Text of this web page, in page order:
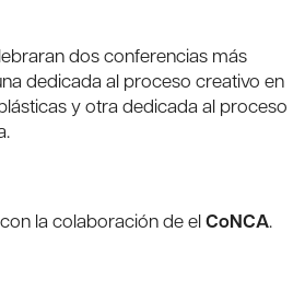
dos conferencias más
dedicada al proceso creativo en
y otra dedicada al proceso
la colaboración de elCoNCA.